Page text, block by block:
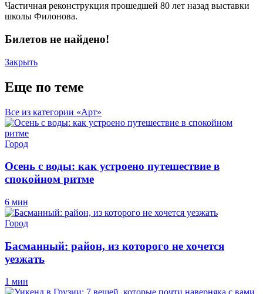
Частичная реконструкция прошедшей 80 лет назад выставки
школы Филонова.
Билетов не найдено!
Закрыть
Еще по теме
Все из категории «Арт»
Город
Осень с воды: как устроено путешествие в
спокойном ритме
6 мин
Город
Басманный: район, из которого не хочется
уезжать
1 мин